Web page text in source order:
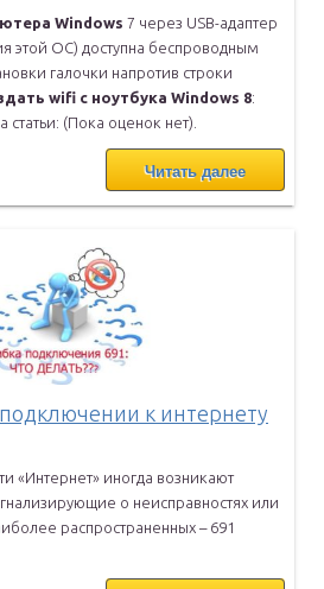
Windows 7 через USB-адаптер
этой ОС) доступна беспроводным
галочки напротив строки
wifi с ноутбука Windows 8:
статьи: (Пока оценок нет).
Читать далее
к интернету
«Интернет» иногда возникают
о неисправностях или
распространенных – 691